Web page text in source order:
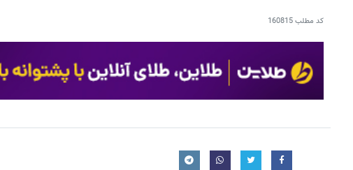
کد مطلب160815